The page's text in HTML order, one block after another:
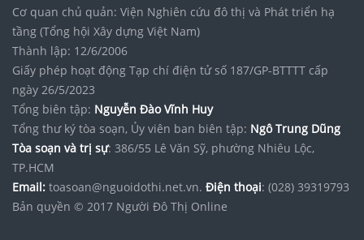
Cơ quan chủ quản: Viện Nghiên cứu đô thị và Phát triển hạ
tầng (Tổng hội Xây dựng Việt Nam)
Thành lập: 12/6/2006
Giấy phép hoạt động Tạp chí điện tử số 187/GP-BTTTT cấp
ngày 26/5/2023
Tổng biên tập: Nguyễn Đào Vĩnh Huy
Tổng thư ký tòa soạn, Ủy viên ban biên tập: Ngô Trung Dũng
Tòa soạn và trị sự: 386/55 Lê Văn Sỹ, phường Nhiêu Lộc,
TP.HCM
Email: toasoan@nguoidothi.net.vn. Điện thoại: (028) 39319793
Bản quyền © 2017 Người Đô Thị Online